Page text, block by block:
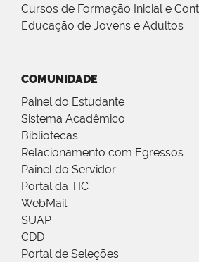
Cursos de Formação Inicial e
Educação de Jovens e Adultos
COMUNIDADE
Painel do Estudante
Sistema Acadêmico
Bibliotecas
Relacionamento com Egressos
Painel do Servidor
Portal da TIC
WebMail
SUAP
CDD
Portal de Seleções